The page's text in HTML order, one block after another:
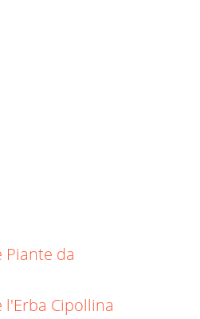
Piante da
l'Erba Cipollina